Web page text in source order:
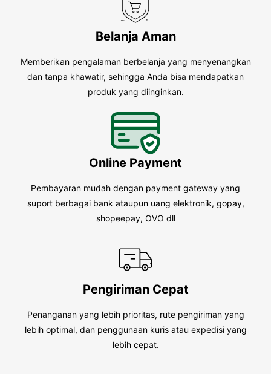
Belanja Aman
Memberikan pengalaman berbelanja yang menyenangkan
dan tanpa khawatir, sehingga Anda bisa mendapatkan
produk yang diinginkan.
Online Payment
Pembayaran mudah dengan payment gateway yang
suport berbagai bank ataupun uang elektronik, gopay,
shopeepay, OVO dll
Pengiriman Cepat
Penanganan yang lebih prioritas, rute pengiriman yang
lebih optimal, dan penggunaan kuris atau expedisi yang
lebih cepat.